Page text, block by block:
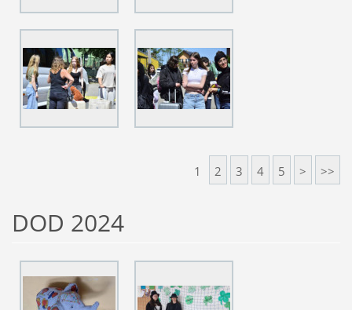
1 2 3 4 5 > >>
DOD 2024